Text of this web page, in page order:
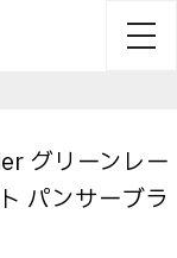
グリーンレー
パンサーブラ